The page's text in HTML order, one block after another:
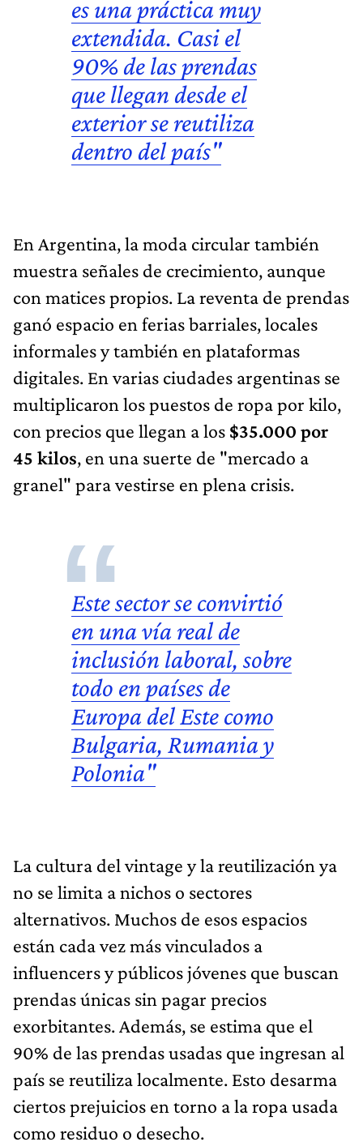
es una práctica muy
extendida. Casi el
90% de las prendas
que llegan desde el
exterior se reutiliza
dentro del país"
En Argentina, la moda circular también
muestra señales de crecimiento, aunque
con matices propios. La reventa de prendas
ganó espacio en ferias barriales, locales
informales y también en plataformas
digitales. En varias ciudades argentinas se
multiplicaron los puestos de ropa por kilo,
con precios que llegan a los $35.000 por
45 kilos, en una suerte de "mercado a
granel" para vestirse en plena crisis.
Este sector se convirtió
en una vía real de
inclusión laboral, sobre
todo en países de
Europa del Este como
Bulgaria, Rumania y
Polonia"
La cultura del vintage y la reutilización ya
no se limita a nichos o sectores
alternativos. Muchos de esos espacios
están cada vez más vinculados a
influencers y públicos jóvenes que buscan
prendas únicas sin pagar precios
exorbitantes. Además, se estima que el
90% de las prendas usadas que ingresan al
país se reutiliza localmente. Esto desarma
ciertos prejuicios en torno a la ropa usada
como residuo o desecho.